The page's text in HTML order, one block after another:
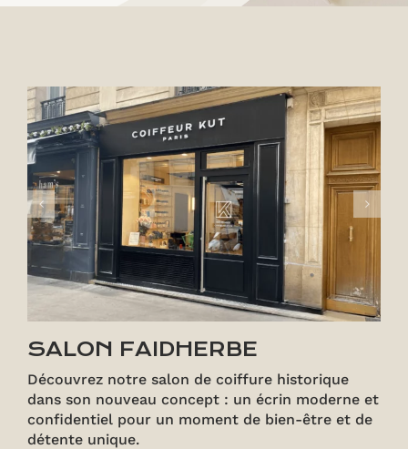
SALON FAIDHERBE
Découvrez notre salon de coiffure historique
dans son nouveau concept : un écrin moderne et
confidentiel pour un moment de bien-être et de
détente unique.